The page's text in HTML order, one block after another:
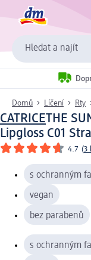
Hledat a najít
Domů Líčení Rty
CATRICETHE
Lipgloss C01
4.7 (3
s ochranným
vegan
bez parabenů
s ochranným